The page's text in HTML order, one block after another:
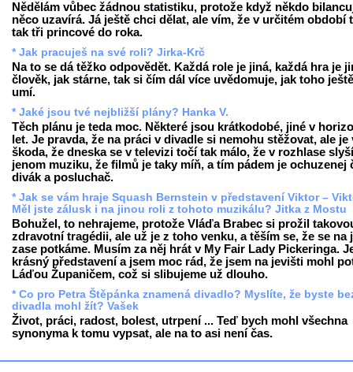
Nědělám vůbec žádnou statistiku, protože když někdo
něco uzavírá. Já ještě chci dělat, ale vím, že v určitém období
tak tři princové do roka.
* Jak pracuješ na své roli? Jirka-Krč
Na to se dá těžko odpovědět. Každá role je jiná, každá hra je
člověk, jak stárne, tak si čím dál více uvědomuje, jak toho
umí.
* Jaké jsou tvé nejbližší plány? Hanka V.
Těch plánu je teda moc. Některé jsou krátkodobé, jiné v
let. Je pravda, že na práci v divadle si nemohu stěžovat, ale je
škoda, že dneska se v televizi točí tak málo, že v rozhlase
jenom muziku, že filmů je taky míň, a tím pádem je ochuzenej
divák a posluchač.
* Jak se vám hraje Squash Bernstein v představení Viktor –
Měl jste zálusk i na jinou roli z tohoto muzikálu? Jitka z Mostu
Bohužel, to nehrajeme, protože Vláďa Brabec si prožil
zdravotní tragédii, ale už je z toho venku, a těším se, že se na
zase potkáme. Musím za něj hrát v My Fair Lady Pickeringa.
krásný představení a jsem moc rád, že jsem na jevišti mohl
Láďou Županičem, což si slibujeme už dlouho.
* Co pro Petra Štěpánka znamená divadlo? Myslíte, že byste
divadla mohl žít? Vašek
Život, práci, radost, bolest, utrpení ... Teď bych mohl všechna
synonyma k tomu vypsat, ale na to asi není čas.